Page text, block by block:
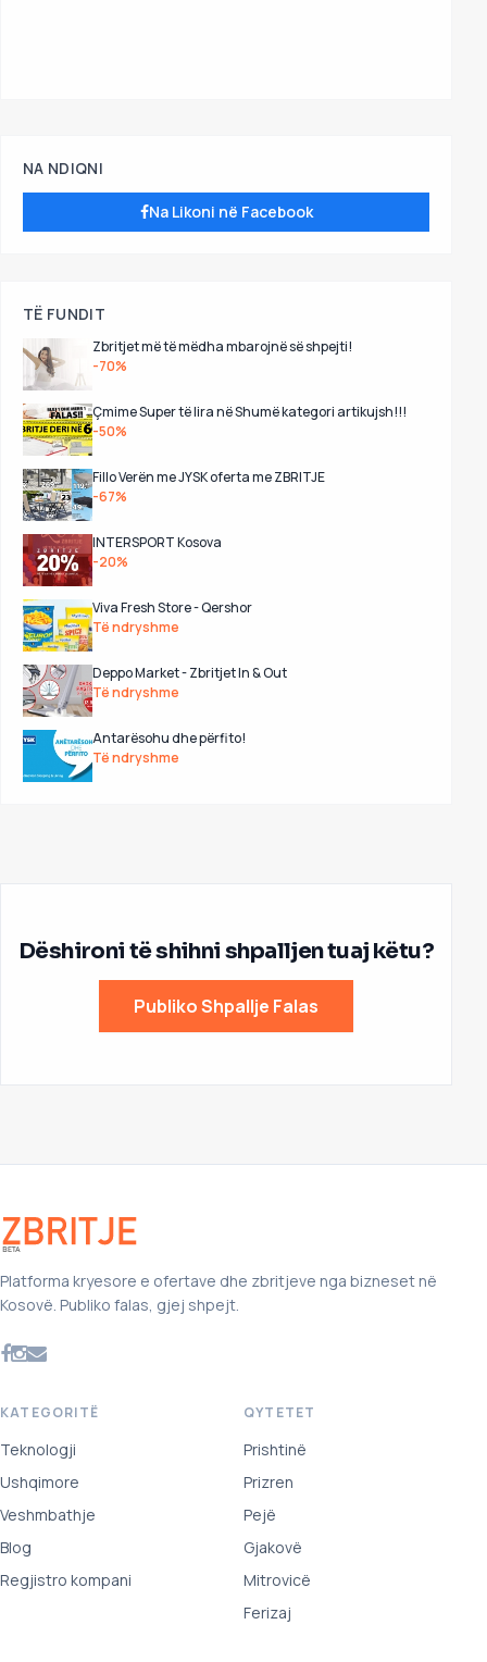
NA NDIQNI
Na Likoni në Facebook
TË FUNDIT
Zbritjet më të mëdha mbarojnë së shpejti!
-70%
Çmime Super të lira në Shumë kategori artikujsh!!!
-50%
Fillo Verën me JYSK oferta me ZBRITJE
-67%
INTERSPORT Kosova
-20%
Viva Fresh Store - Qershor
Të ndryshme
Deppo Market - Zbritjet In & Out
Të ndryshme
Antarësohu dhe përfito!
Të ndryshme
Dëshironi të shihni shpalljen tuaj këtu?
Publiko Shpallje Falas
Platforma kryesore e ofertave dhe zbritjeve nga bizneset në
Kosovë. Publiko falas, gjej shpejt.
KATEGORITË
Teknologji
Ushqimore
Veshmbathje
Blog
Regjistro kompani
QYTETET
Prishtinë
Prizren
Pejë
Gjakovë
Mitrovicë
Ferizaj